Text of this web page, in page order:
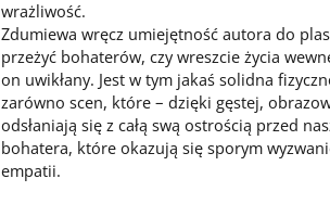
wrażliwość.
Zdumiewa wręcz umiejętność autora do
przeżyć bohaterów, czy wreszcie życia
on uwikłany. Jest w tym jakaś solidna
zarówno scen, które – dzięki gęstej,
odsłaniają się z całą swą ostrością przed
bohatera, które okazują się sporym
empatii.